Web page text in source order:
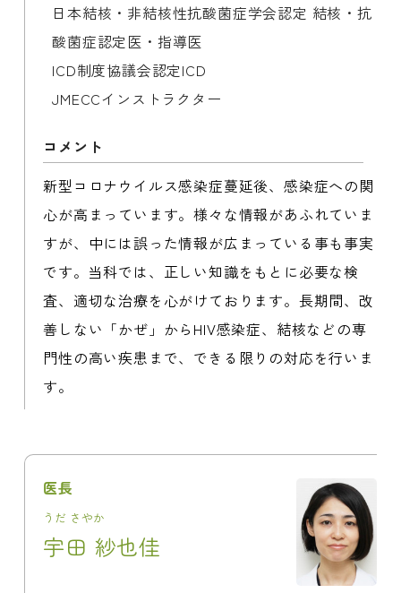
日本結核・非結核性抗酸菌症学会認定 結核・抗
酸菌症認定医・指導医
ICD制度協議会認定ICD
JMECCインストラクター
​​​​​新型コロナウイルス感染症蔓延後、感染症への関
心が高まっています。様々な情報があふれていま
すが、中には誤った情報が広まっている事も事実
です。当科では、正しい知識をもとに必要な検
査、適切な治療を心がけております。長期間、改
善しない「かぜ」からHIV感染症、結核などの専
門性の高い疾患まで、できる限りの対応を行いま
す。
医長
うだ さやか
宇田 紗也佳